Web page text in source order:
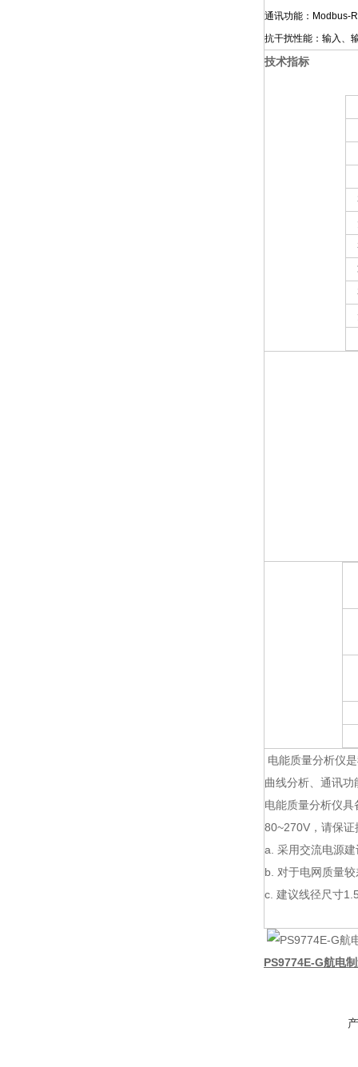
通讯功能：Modbus-
抗干扰性能：输入、
技术指标
电能质量分析仪
曲线分析、通讯
电能质量分析仪
80~270V，请保
a. 采用交流电源
b. 对于电网质量
c. 建议线径尺寸
PS9774E-G航电